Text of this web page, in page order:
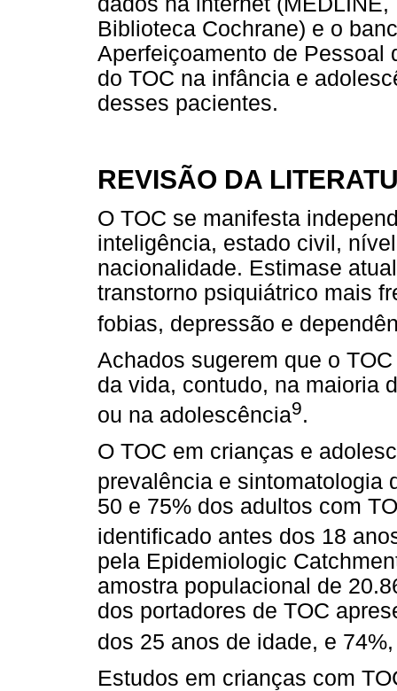
Biblioteca Cochrane) e o
Aperfeiçoamento de Pessoal
do TOC na infância e
desses pacientes.
REVISÃO DA
O TOC se manifesta
inteligência, estado civil,
nacionalidade. Estimase
transtorno psiquiátrico mais
fobias, depressão e
Achados sugerem que o
da vida, contudo, na maioria
ou na adolescência9.
O TOC em crianças e
prevalência e sintomatologia
50 e 75% dos adultos com
identificado antes dos 18
pela Epidemiologic
amostra populacional de
dos portadores de TOC
dos 25 anos de idade, e
Estudos em crianças com